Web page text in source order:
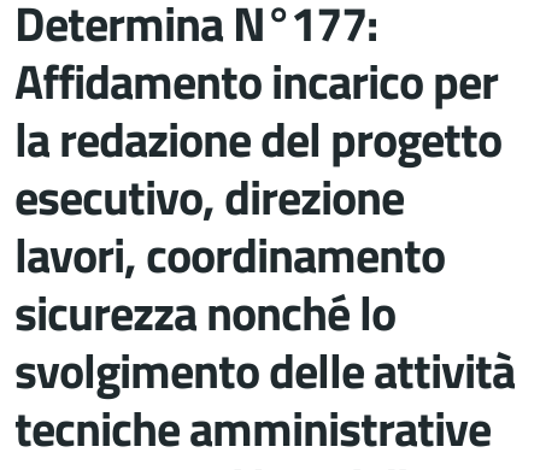
Determina N°177:
Affidamento incarico per
la redazione del progetto
esecutivo, direzione
lavori, coordinamento
sicurezza nonché lo
svolgimento delle attività
tecniche amministrative